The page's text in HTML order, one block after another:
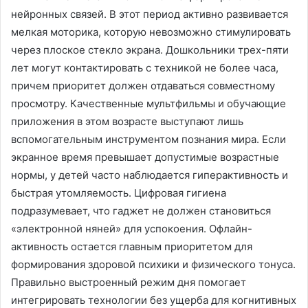
нейронных связей. В этот период активно развивается
мелкая моторика, которую невозможно стимулировать
через плоское стекло экрана. Дошкольники трех-пяти
лет могут контактировать с техникой не более часа,
причем приоритет должен отдаваться совместному
просмотру. Качественные мультфильмы и обучающие
приложения в этом возрасте выступают лишь
вспомогательным инструментом познания мира. Если
экранное время превышает допустимые возрастные
нормы, у детей часто наблюдается гиперактивность и
быстрая утомляемость. Цифровая гигиена
подразумевает, что гаджет не должен становиться
«электронной няней» для успокоения. Офлайн-
активность остается главным приоритетом для
формирования здоровой психики и физического тонуса.
Правильно выстроенный режим дня помогает
интегрировать технологии без ущерба для когнитивных